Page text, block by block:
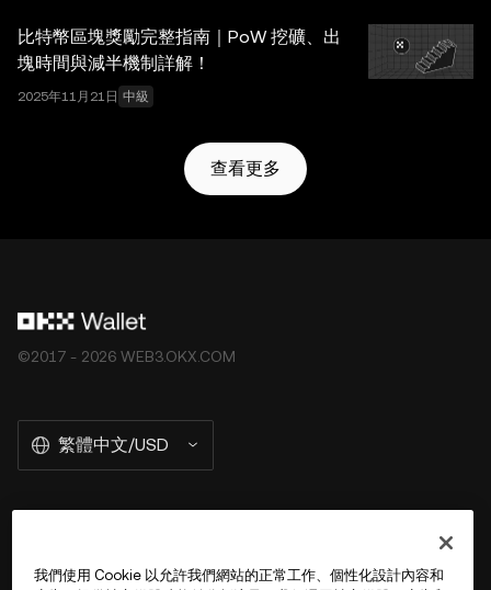
比特幣區塊獎勵完整指南｜PoW 挖礦、出
塊時間與減半機制詳解！
2025年11月21日 中級
查看更多
©2017 - 2026 WEB3.OKX.COM
繁體中文/USD
我們使用 Cookie 以允許我們網站的正常工作、個性化設計內容和